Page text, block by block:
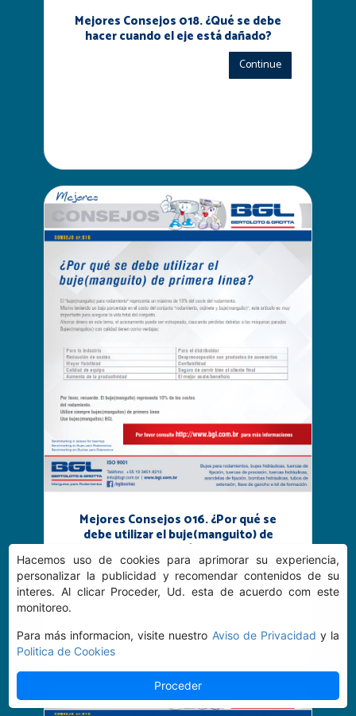
Mejores Consejos 018. ¿Qué se debe
hacer cuando el eje está dañado?
Continue
Mejores Consejos 016. ¿Por qué se
debe utilizar el buje(manguito) de
primera línea?
Continue
Hacemos uso de cookies para aprimorar su experiencia,
personalizar la publicidad y recomendar contenidos de su
interes. Al clicar Proceder, Ud. esta de acuerdo com este
monitoreo.
Para más informacion, visite nuestro Aviso de Privacidad y la
Politica de Cookies
Proceder